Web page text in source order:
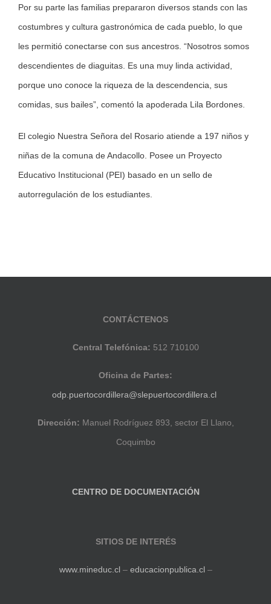
Por su parte las familias prepararon diversos stands con las
costumbres y cultura gastronómica de cada pueblo, lo que
les permitió conectarse con sus ancestros. “Nosotros somos
descendientes de diaguitas. Es una muy linda actividad,
porque uno conoce la riqueza de la descendencia, sus
comidas, sus bailes”, comentó la apoderada Lila Bordones.
El colegio Nuestra Señora del Rosario atiende a 197 niños y
niñas de la comuna de Andacollo. Posee un Proyecto
Educativo Institucional (PEI) basado en un sello de
autorregulación de los estudiantes.
CONTÁCTENOS
Central Telefónica: 512 710100
Oficina de Partes:
odp.puertocordillera@slepuertocordillera.cl
Dirección: Manuel Rodríguez 893, sector El Llano,
Coquimbo
CENTRO DE DOCUMENTACIÓN
SITIOS DE INTERÉS
www.mineduc.cl – educacionpublica.cl –